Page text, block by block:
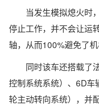
当发生模拟熄火时
停止工作，并不会让运
轴，从而100%避免了机
同时该车还搭载了
控制系统系统）、6D
轮主动转向系统），并